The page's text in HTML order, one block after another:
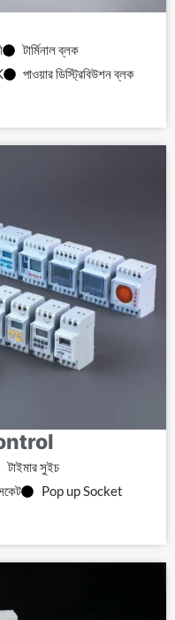
টার্মিনাল ব্লক
পাওয়ার ডিস্ট্রিবিউশন ব্লক
টাইমার সুইচ
Pop up Socket